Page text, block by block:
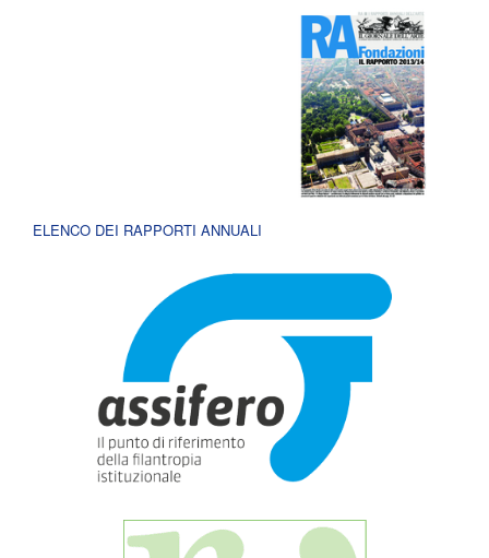
ELENCO DEI RAPPORTI ANNUALI